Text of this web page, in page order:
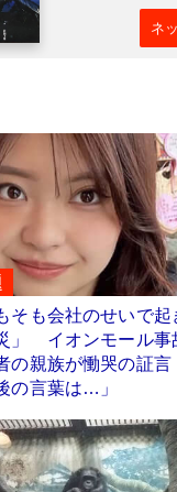
ネ
そも会社のせいで起
」 イオンモール事
の親族が慟哭の証
の言葉は…」